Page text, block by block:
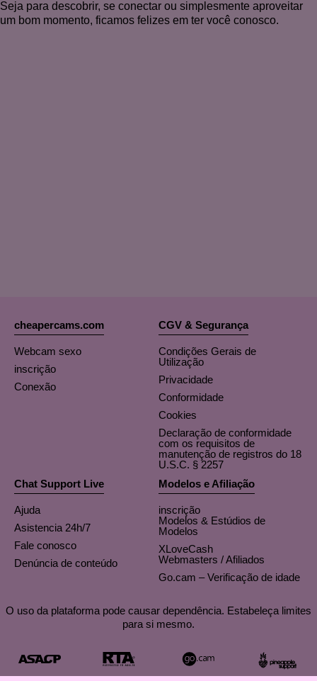
Seja para descobrir, se conectar ou simplesmente aproveitar
um bom momento, ficamos felizes em ter você conosco.
cheapercams.com
Webcam sexo
inscrição
Conexão
CGV & Segurança
Condições Gerais de
Utilização
Privacidade
Conformidade
Cookies
Declaração de conformidade
com os requisitos de
manutenção de registros do 18
U.S.C. § 2257
Chat Support Live
Ajuda
Asistencia 24h/7
Fale conosco
Denúncia de conteúdo
Modelos e Afiliação
inscrição
Modelos & Estúdios de
Modelos
XLoveCash
Webmasters / Afiliados
Go.cam – Verificação de idade
O uso da plataforma pode causar dependência. Estabeleça limites
para si mesmo.